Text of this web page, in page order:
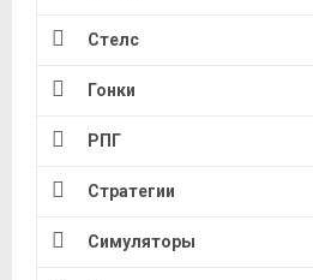
Стелс
Гонки
РПГ
Стратегии
Симуляторы